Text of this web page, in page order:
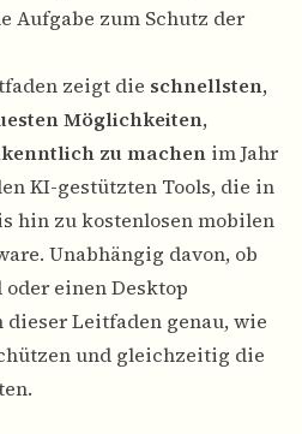
Aufgabe zum Schutz der
zeigt die schnellsten,
Möglichkeiten,
zu machen im Jahr
KI-gestützten Tools, die in
hin zu kostenlosen mobilen
Unabhängig davon, ob
einen Desktop
Leitfaden genau, wie
und gleichzeitig die